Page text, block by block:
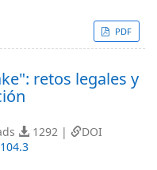
PDF
retos legales y
1292 |
DOI